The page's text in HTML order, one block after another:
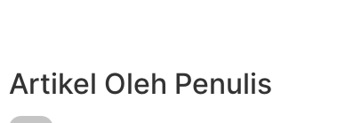
Artikel Oleh Penulis